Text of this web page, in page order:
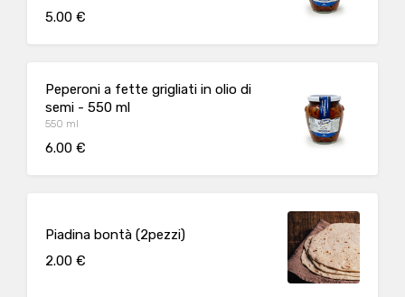
5.00 €
Peperoni a fette grigliati in olio di
semi - 550 ml
550 ml
6.00 €
Piadina bontà (2pezzi)
2.00 €